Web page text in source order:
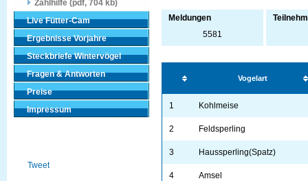
Zählhilfe (pdf, 704 kb)
Live Fütter-Cam
Ergebnisse Vorjahre
Steckbriefe Wintervögel
Fragen & Antworten
Preise
Impressum
Tweet
Meldungen
5581
Vogelart
1 Kohlmeise
2 Feldsperling
3 Haussperling(Spatz)
4 Amsel